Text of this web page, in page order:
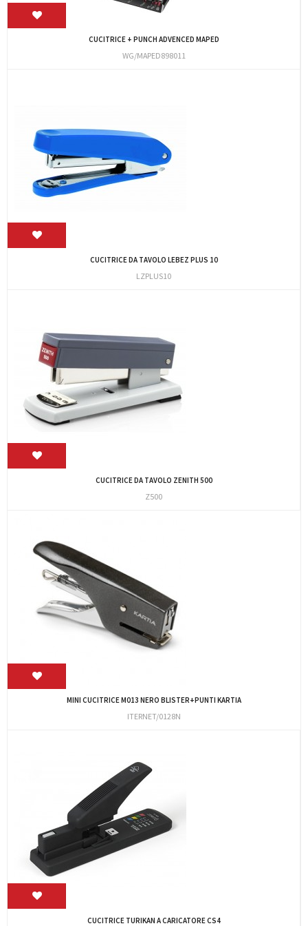
CUCITRICE + PUNCH ADVENCED MAPED
WG/MAPED898011
CUCITRICE DA TAVOLO LEBEZ PLUS 10
LZPLUS10
CUCITRICE DA TAVOLO ZENITH 500
Z500
MINI CUCITRICE M013 NERO BLISTER+PUNTI KARTIA
ITERNET/0128N
CUCITRICE TURIKAN A CARICATORE CS4